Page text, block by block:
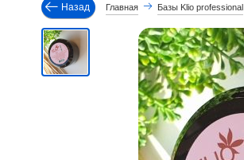
Назад Главная Базы Klio professional